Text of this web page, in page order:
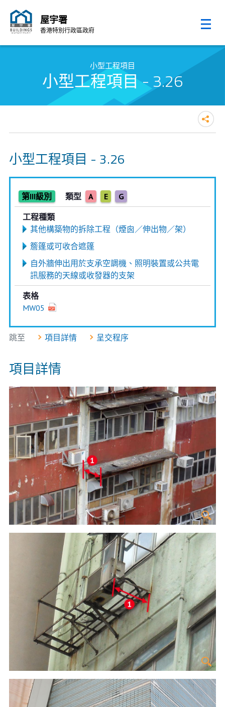
屋宇署
香港特別行政區政府
小型工程項目
小型工程項目 - 3.26
小型工程項目 - 3.26
第III級別 類型 A E G
工程種類
其他構築物的拆除工程（煙囪／伸出物／架）
簷篷或可收合遮篷
自外牆伸出用於支承空調機、照明裝置或公共電
訊服務的天線或收發器的支架
表格
MW05
跳至 項目詳情 呈交程序
項目詳情